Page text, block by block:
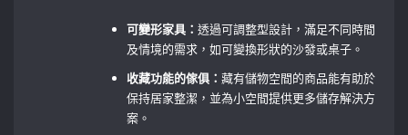
可變形家具：透過可調整型設計，滿足不同時間
及情境的需求，如可變換形狀的沙發或桌子。
收藏功能的傢俱：藏有儲物空間的商品能有助於
保持居家整潔，並為小空間提供更多儲存解決方
案。